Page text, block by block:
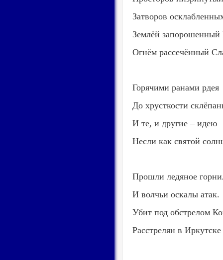
Затворов
Землёй запорошенный
Огнём рассечённый
Горячими ранами рдея
До хрусткости
И те, и другие – идею
Несли как святой
Прошли ледяное
И волчьи оскалы атак.
Убит под обстрелом
Расстрелян в